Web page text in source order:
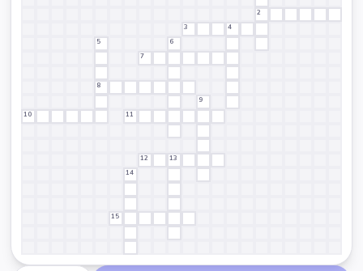
2
3
4
5
6
7
8
9
10
11
12
13
14
15